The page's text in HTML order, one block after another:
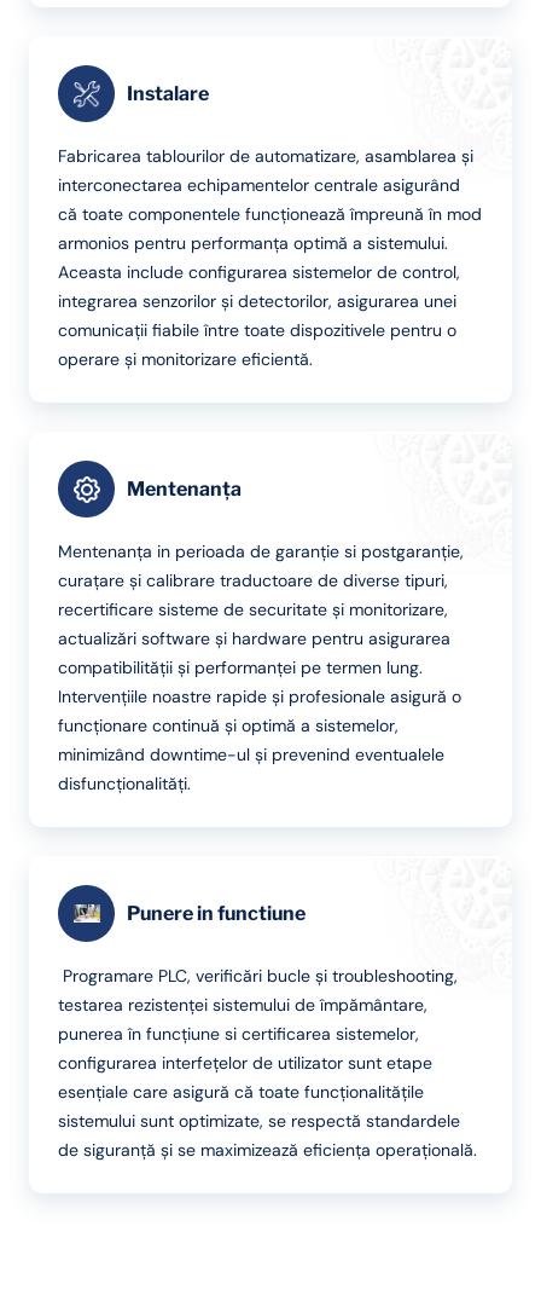
Instalare
Fabricarea tablourilor de automatizare, asamblarea și
interconectarea echipamentelor centrale asigurând
că toate componentele funcționează împreună în mod
armonios pentru performanța optimă a sistemului.
Aceasta include configurarea sistemelor de control,
integrarea senzorilor și detectorilor, asigurarea unei
comunicații fiabile între toate dispozitivele pentru o
operare și monitorizare eficientă.
Mentenanța
Mentenanța in perioada de garanție si postgaranție,
curațare și calibrare traductoare de diverse tipuri,
recertificare sisteme de securitate și monitorizare,
actualizări software și hardware pentru asigurarea
compatibilității și performanței pe termen lung.
Intervențiile noastre rapide și profesionale asigură o
funcționare continuă și optimă a sistemelor,
minimizând downtime-ul și prevenind eventualele
disfuncționalități.
Punere in functiune
Programare PLC, verificări bucle și troubleshooting,
testarea rezistenței sistemului de împământare,
punerea în funcțiune si certificarea sistemelor,
configurarea interfețelor de utilizator sunt etape
esențiale care asigură că toate funcționalitățile
sistemului sunt optimizate, se respectă standardele
de siguranță și se maximizează eficiența operațională.